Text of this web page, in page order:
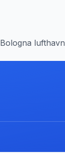
Bologna lufthavn